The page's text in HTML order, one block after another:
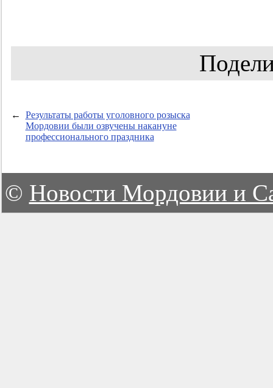
←
Результаты работы уголовного розыска
Мордовии были озвучены накануне
профессионального праздника
© Новости Мордовии и